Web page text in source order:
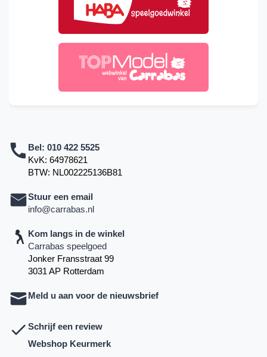
Bel: 010 422 5525
KvK: 64978621
BTW: NL002225136B81
Stuur een email
info@carrabas.nl
Kom langs in de winkel
Carrabas speelgoed
Jonker Fransstraat 99
3031 AP Rotterdam
Meld u aan voor de nieuwsbrief
Schrijf een review
Webshop Keurmerk